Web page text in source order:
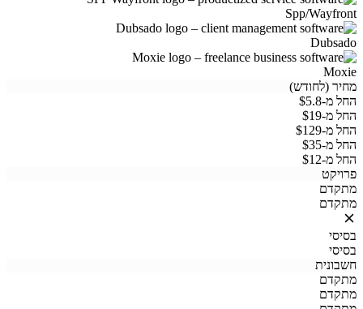
Spp/Wayfront
Dubsado
Moxie
מחיר (לחודש)
החל מ-$5.8
החל מ-$19
החל מ-$129
החל מ-$35
החל מ-$12
פרויקט
מתקדם
מתקדם
בסיסי
בסיסי
חשבונית
מתקדם
מתקדם